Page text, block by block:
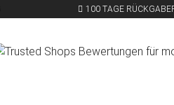
100 TAGE